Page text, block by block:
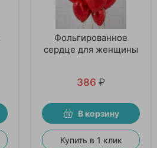
Фольгированное
сердце для женщины
386 ₽
В корзину
Купить в 1 клик